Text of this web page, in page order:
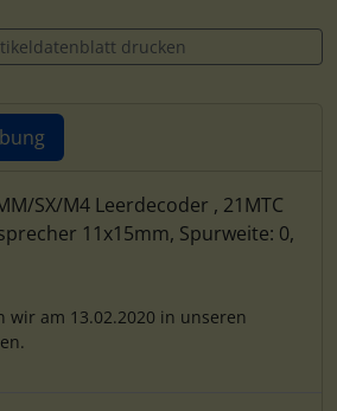
drucken
SX/M4 Leerdecoder , 21MTC
11x15mm, Spurweite: 0,
wir am 13.02.2020 in unseren